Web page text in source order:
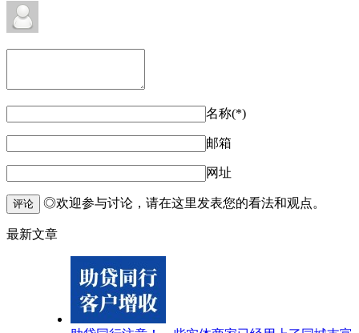
名称(*)
邮箱
网址
评论 ◎欢迎参与讨论，请在这里发表您的看法和观点。
最新文章